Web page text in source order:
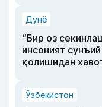
Дунё
“Бир оз
инсоният
қолишидан
Ўзбекистон